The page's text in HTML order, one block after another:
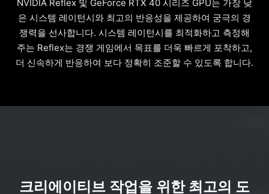
NVIDIA Reflex 및 GeForce RTX 40 시리즈 GPU는 가장 낮
은 시스템 레이턴시와 최고의 반응성을 제공하여 궁극의 경
쟁력을 선사합니다. 시스템 레이턴시를 최적화하고 측정해
주는 Reflex는 경쟁 게임에서 목표를 더욱 빠르게 포착하고,
더 신속하게 반응하여 보다 정확히 조준할 수 있도록 합니다.
크리에이티브 작업을 위한 최고의 도